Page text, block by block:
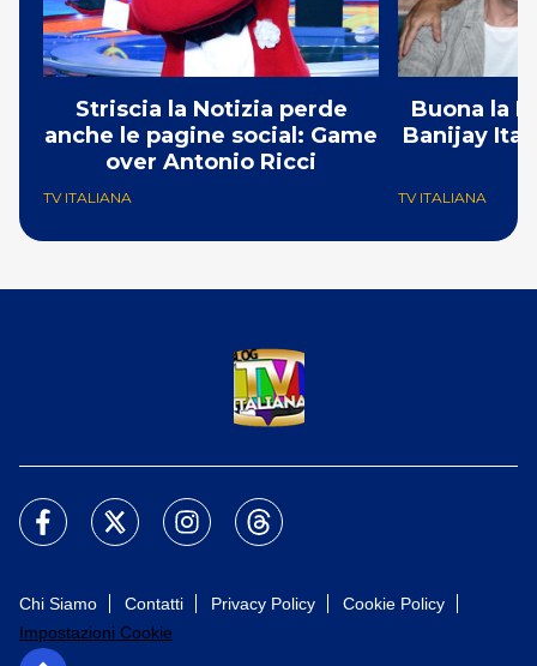
Striscia la Notizia perde
anche le pagine social: Game
over Antonio Ricci
TV ITALIANA
Buona la
Banijay
TV ITALIANA
Chi Siamo Contatti Privacy Policy
Cookie Policy
Impostazioni Cookie